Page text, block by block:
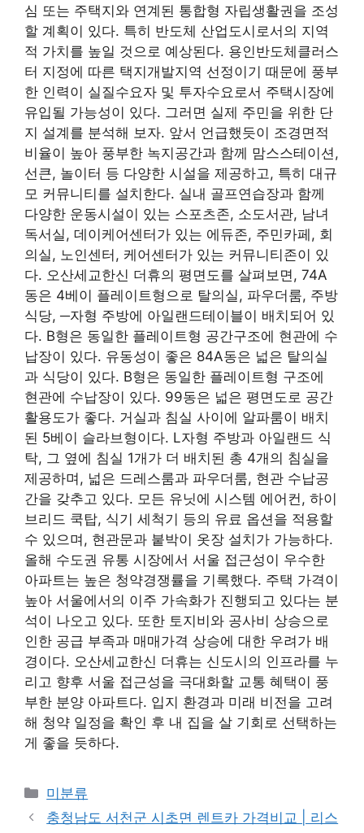
심 또는 주택지와 연계된 통합형 자립생활권을 조성
할 계획이 있다. 특히 반도체 산업도시로서의 지역
적 가치를 높일 것으로 예상된다. 용인반도체클러스
터 지정에 따른 택지개발지역 선정이기 때문에 풍부
한 인력이 실질수요자 및 투자수요로서 주택시장에
유입될 가능성이 있다. 그러면 실제 주민을 위한 단
지 설계를 분석해 보자. 앞서 언급했듯이 조경면적
비율이 높아 풍부한 녹지공간과 함께 맘스스테이션,
선큰, 놀이터 등 다양한 시설을 제공하고, 특히 대규
모 커뮤니티를 설치한다. 실내 골프연습장과 함께
다양한 운동시설이 있는 스포츠존, 소도서관, 남녀
독서실, 데이케어센터가 있는 에듀존, 주민카페, 회
의실, 노인센터, 케어센터가 있는 커뮤니티존이 있
다. 오산세교한신 더휴의 평면도를 살펴보면, 74A
동은 4베이 플레이트형으로 탈의실, 파우더룸, 주방
식당, ─자형 주방에 아일랜드테이블이 배치되어 있
다. B형은 동일한 플레이트형 공간구조에 현관에 수
납장이 있다. 유동성이 좋은 84A동은 넓은 탈의실
과 식당이 있다. B형은 동일한 플레이트형 구조에
현관에 수납장이 있다. 99동은 넓은 평면도로 공간
활용도가 좋다. 거실과 침실 사이에 알파룸이 배치
된 5베이 슬라브형이다. L자형 주방과 아일랜드 식
탁, 그 옆에 침실 1개가 더 배치된 총 4개의 침실을
제공하며, 넓은 드레스룸과 파우더룸, 현관 수납공
간을 갖추고 있다. 모든 유닛에 시스템 에어컨, 하이
브리드 쿡탑, 식기 세척기 등의 유료 옵션을 적용할
수 있으며, 현관문과 붙박이 옷장 설치가 가능하다.
올해 수도권 유통 시장에서 서울 접근성이 우수한
아파트는 높은 청약경쟁률을 기록했다. 주택 가격이
높아 서울에서의 이주 가속화가 진행되고 있다는 분
석이 나오고 있다. 또한 토지비와 공사비 상승으로
인한 공급 부족과 매매가격 상승에 대한 우려가 배
경이다. 오산세교한신 더휴는 신도시의 인프라를 누
리고 향후 서울 접근성을 극대화할 교통 혜택이 풍
부한 분양 아파트다. 입지 환경과 미래 비전을 고려
해 청약 일정을 확인 후 내 집을 살 기회로 선택하는
게 좋을 듯하다.
Categories
미분류
충청남도 서천군 시초면 렌트카 가격비교 | 리스